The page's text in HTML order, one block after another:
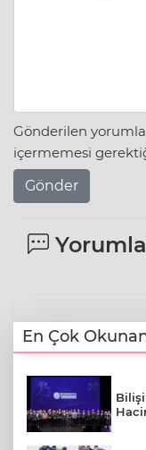
Gönderilen
içermemesi
Gönder
En Çok